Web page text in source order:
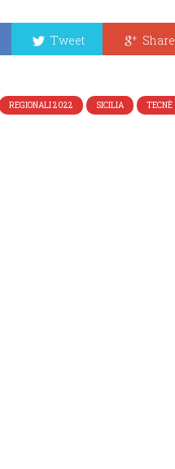
Tweet Share
REGIONALI 2022 SICILIA TECNÈ